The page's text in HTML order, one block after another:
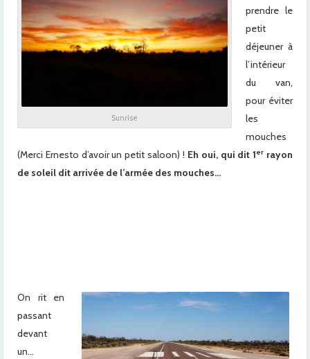
Sunrise
prendre le
petit
déjeuner à
l’intérieur
du van,
pour éviter
les
mouches
(Merci Ernesto d’avoir un petit saloon) ! Eh oui, qui dit 1er rayon
de soleil dit arrivée de l’armée des mouches…
On rit en
passant
devant
un…